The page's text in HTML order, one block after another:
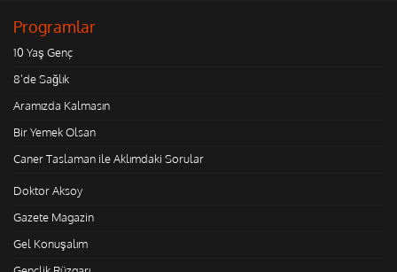
Programlar
10 Yaş Genç
8'de Sağlık
Aramızda Kalmasın
Bir Yemek Olsan
Caner Taslaman ile Aklımdaki Sorular
Doktor Aksoy
Gazete Magazin
Gel Konuşalım